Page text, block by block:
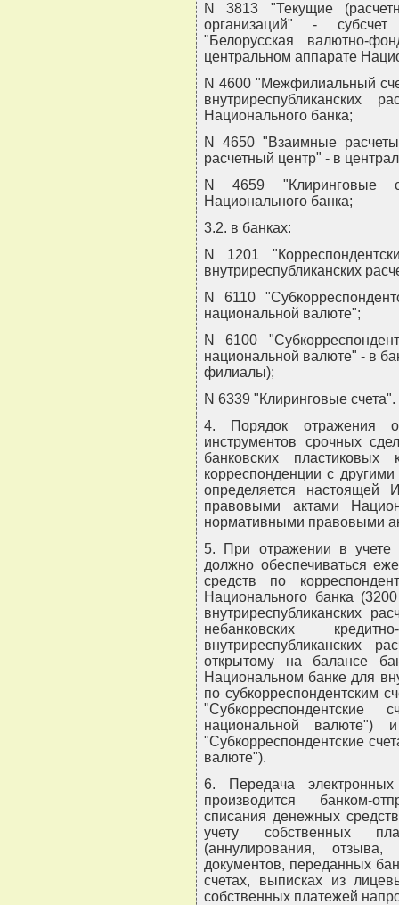
N 3813 "Текущие
организаций" - субсчет
"Белорусская валютно-
центральном аппарате
N 4600 "Межфилиальный
внутриреспубликанских
Национального банка;
N 4650 "Взаимные
расчетный центр" - в
N 4659 "Клиринговые
Национального банка;
3.2. в банках:
N 1201
внутриреспубликанских
N 6110
национальной валюте";
N 6100
национальной валюте" - в
филиалы);
N 6339 "Клиринговые счета".
4. Порядок отражения
инструментов срочных
банковских
корреспонденции с
определяется настоящей
правовыми актами
нормативными правовыми
5. При отражении в учете
должно обеспечиваться
средств по
Национального банка
внутриреспубликанских
небанковских
внутриреспубликанских
открытому на балансе
Национальном банке для
по субкорреспондентским
национальной
"Субкорреспондентские
валюте").
6. Передача
производится банком-
списания денежных
учету собственных
(аннулирования, отзыва,
документов, переданных
счетах, выписках из
собственных платежей